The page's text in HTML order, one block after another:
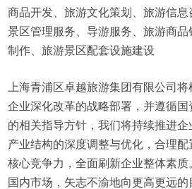
商品开发、旅游文化策划、旅游信息
景区管理服务、导游服务、旅游商
制作、旅游景区配套设施建设
上海青浦区卓越旅游集团有限公司
企业深化改革的战略部署，并遵循
的相关指导方针，我们将持续推进
产业结构的深度调整与优化，合理
核心竞争力，全面刷新企业整体素质
国内市场，矢志不渝地向更高更远的